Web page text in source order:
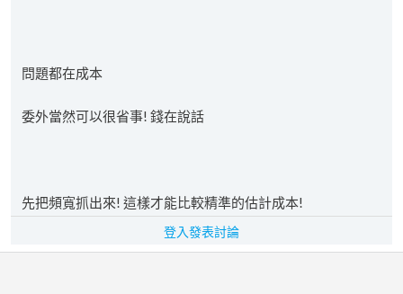
問題都在成本
委外當然可以很省事! 錢在說話
先把頻寬抓出來! 這樣才能比較精準的估計成本!
登入發表討論